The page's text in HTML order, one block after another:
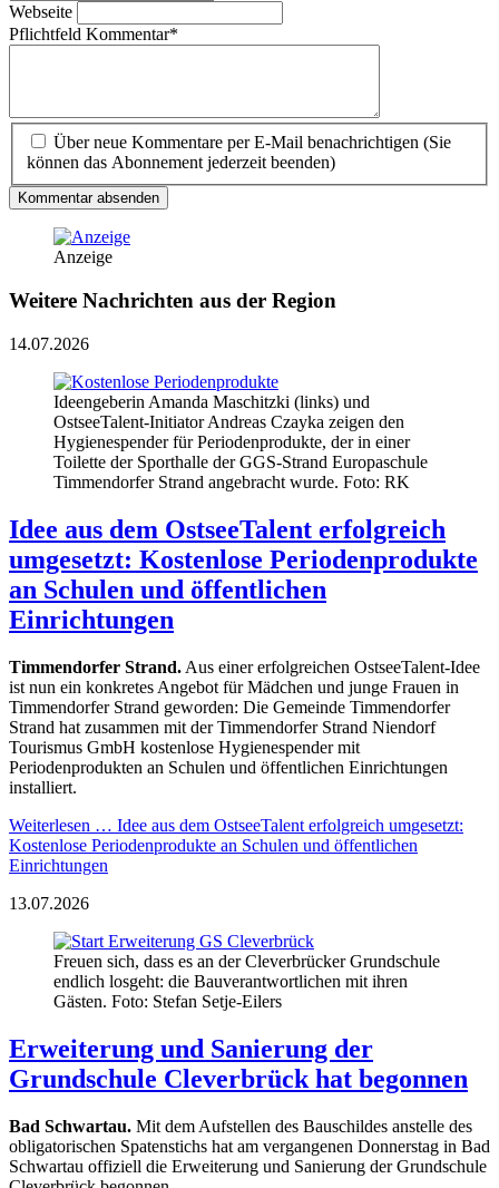
Webseite
Pflichtfeld Kommentar*
Über neue Kommentare per E-Mail benachrichtigen (Sie
können das Abonnement jederzeit beenden)
Kommentar absenden
Anzeige
Weitere Nachrichten aus der Region
14.07.2026
Ideengeberin Amanda Maschitzki (links) und
OstseeTalent-Initiator Andreas Czayka zeigen den
Hygienespender für Periodenprodukte, der in einer
Toilette der Sporthalle der GGS-Strand Europaschule
Timmendorfer Strand angebracht wurde. Foto: RK
Idee aus dem OstseeTalent erfolgreich
umgesetzt: Kostenlose Periodenprodukte
an Schulen und öffentlichen
Einrichtungen
Timmendorfer Strand. Aus einer erfolgreichen OstseeTalent-Idee
ist nun ein konkretes Angebot für Mädchen und junge Frauen in
Timmendorfer Strand geworden: Die Gemeinde Timmendorfer
Strand hat zusammen mit der Timmendorfer Strand Niendorf
Tourismus GmbH kostenlose Hygienespender mit
Periodenprodukten an Schulen und öffentlichen Einrichtungen
installiert.
Weiterlesen … Idee aus dem OstseeTalent erfolgreich umgesetzt:
Kostenlose Periodenprodukte an Schulen und öffentlichen
Einrichtungen
13.07.2026
Freuen sich, dass es an der Cleverbrücker Grundschule
endlich losgeht: die Bauverantwortlichen mit ihren
Gästen. Foto: Stefan Setje-Eilers
Erweiterung und Sanierung der
Grundschule Cleverbrück hat begonnen
Bad Schwartau. Mit dem Aufstellen des Bauschildes anstelle des
obligatorischen Spatenstichs hat am vergangenen Donnerstag in Bad
Schwartau offiziell die Erweiterung und Sanierung der Grundschule